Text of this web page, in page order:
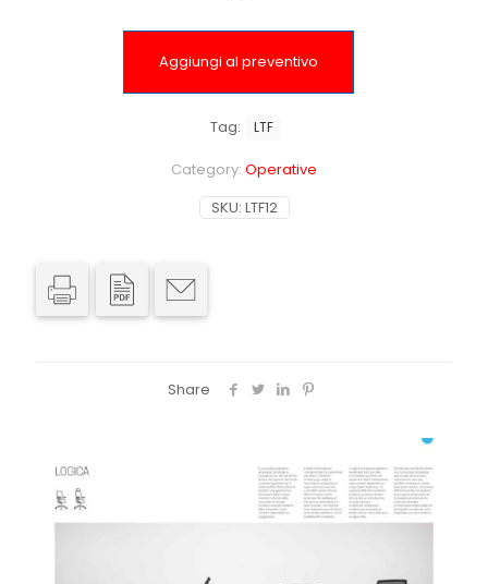
Aggiungi al preventivo
SKU: LTF12
Category: Operative
Tag: LTF
Share